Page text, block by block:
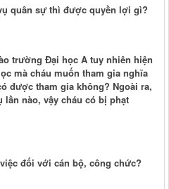
quân sự thì được quyền lợi gì?
trường Đại học A tuy nhiên hiện
mà cháu muốn tham gia nghĩa
được tham gia không? Ngoài ra,
lần nào, vậy cháu có bị phạt
đối với cán bộ, công chức?